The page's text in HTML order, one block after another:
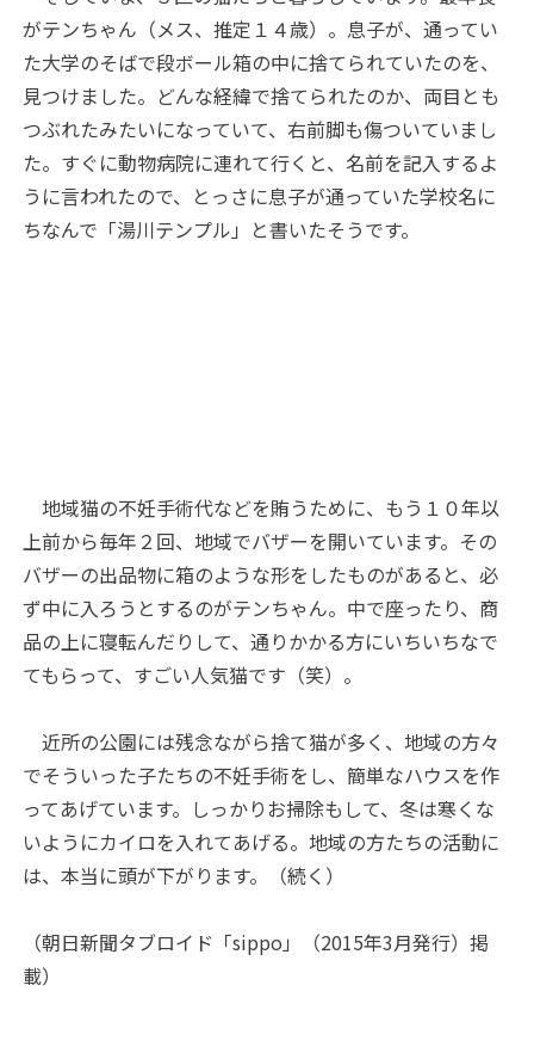
がテンちゃん（メス、推定１４歳）。息子が、通ってい
た大学のそばで段ボール箱の中に捨てられていたのを、
見つけました。どんな経緯で捨てられたのか、両目とも
つぶれたみたいになっていて、右前脚も傷ついていまし
た。すぐに動物病院に連れて行くと、名前を記入するよ
うに言われたので、とっさに息子が通っていた学校名に
ちなんで「湯川テンプル」と書いたそうです。
地域猫の不妊手術代などを賄うために、もう１０年以
上前から毎年２回、地域でバザーを開いています。その
バザーの出品物に箱のような形をしたものがあると、必
ず中に入ろうとするのがテンちゃん。中で座ったり、商
品の上に寝転んだりして、通りかかる方にいちいちなで
てもらって、すごい人気猫です（笑）。
近所の公園には残念ながら捨て猫が多く、地域の方々
でそういった子たちの不妊手術をし、簡単なハウスを作
ってあげています。しっかりお掃除もして、冬は寒くな
いようにカイロを入れてあげる。地域の方たちの活動に
は、本当に頭が下がります。（続く）
（朝日新聞タブロイド「sippo」（2015年3月発行）掲
載）